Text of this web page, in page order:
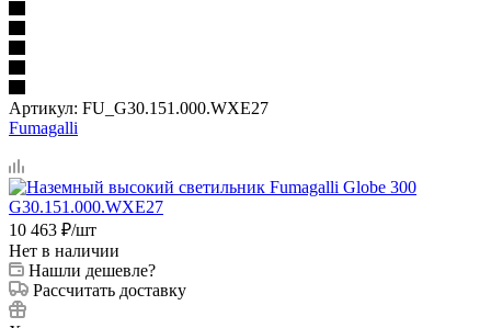
Артикул: FU_G30.151.000.WXE27
Fumagalli
10 463 ₽/шт
Нет в наличии
Нашли дешевле?
Рассчитать доставку